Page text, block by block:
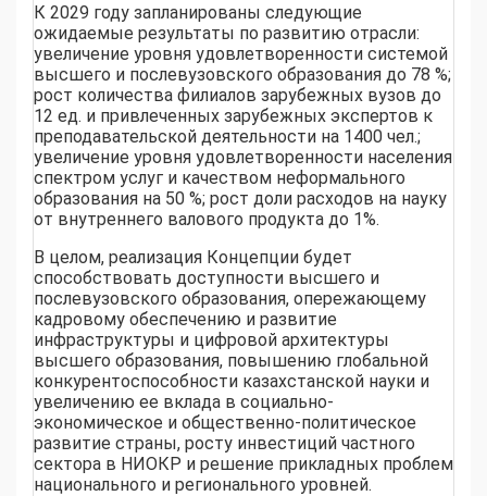
К 2029 году запланированы следующие
ожидаемые результаты по развитию отрасли:
увеличение уровня удовлетворенности системой
высшего и послевузовского образования до 78 %;
рост количества филиалов зарубежных вузов до
12 ед. и привлеченных зарубежных экспертов к
преподавательской деятельности на 1400 чел.;
увеличение уровня удовлетворенности населения
спектром услуг и качеством неформального
образования на 50 %; рост доли расходов на науку
от внутреннего валового продукта до 1%.
В целом, реализация Концепции будет
способствовать доступности высшего и
послевузовского образования, опережающему
кадровому обеспечению и развитие
инфраструктуры и цифровой архитектуры
высшего образования, повышению глобальной
конкурентоспособности казахстанской науки и
увеличению ее вклада в социально-
экономическое и общественно-политическое
развитие страны, росту инвестиций частного
сектора в НИОКР и решение прикладных проблем
национального и регионального уровней.